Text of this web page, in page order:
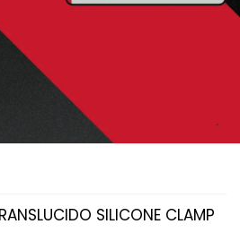
SILICONE CLAMP